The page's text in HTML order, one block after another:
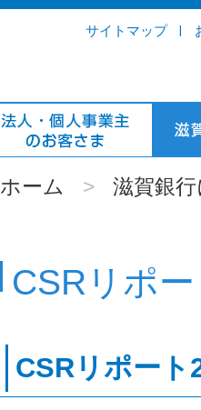
サイトマップ
ホーム > 滋賀銀
CSRリポ
CSRリポート